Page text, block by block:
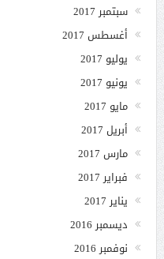
سبتمبر 2017
أغسطس 2017
يوليو 2017
يونيو 2017
مايو 2017
أبريل 2017
مارس 2017
فبراير 2017
يناير 2017
ديسمبر 2016
نوفمبر 2016